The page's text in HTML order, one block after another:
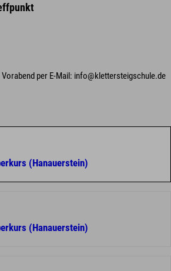
per E-Mail: info@klettersteigschule.de
(Hanauerstein)
(Hanauerstein)